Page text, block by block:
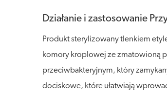
Działanie i zastosowanie
Produkt sterylizowany tlenkiem
komory kroplowej ze zmatowioną
przeciwbakteryjnym, który
dociskowe, które ułatwiają